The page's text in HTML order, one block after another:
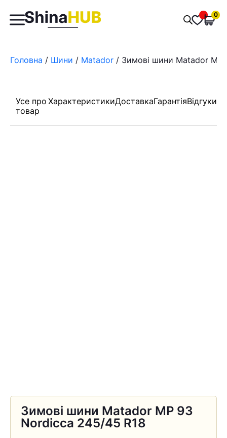
Пошук
товарів
0
Головна / Шини / Matador / Зимові шини Matador MP
Усе про
товар
ХарактеристикиДоставкаГарантіяВідгуки
Зимові шини Matador MP 93
Nordicca 245/45 R18